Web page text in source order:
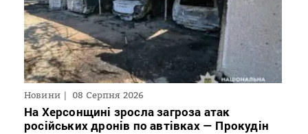
Новини 08 Серпня 2026
На Херсонщині зросла загроза атак
російських дронів по автівках — Прокудін